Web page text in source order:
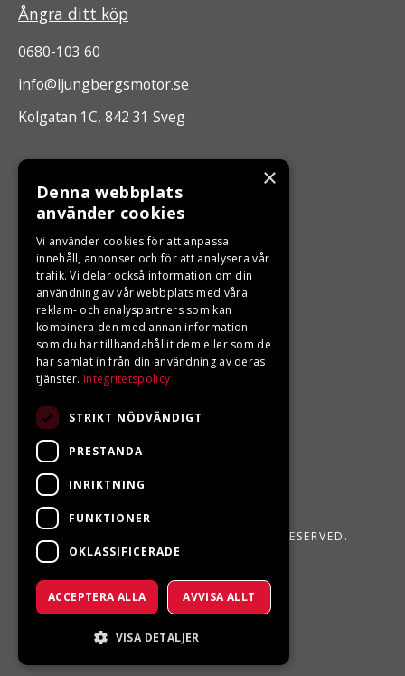
Ångra ditt köp
0680-103 60
info@ljungbergsmotor.se
Kolgatan 1C, 842 31 Sveg
ÖPPETTIDER
Måndag - Fredag 10.00 -17.00
LJUNGBERGS MOTOR
Din BRP återförsäljare i Sveg!
LJUNGBERGS MOTOR 2026. ALL RIGHTS RESERVED.
POWERED BY EMPORI CMS
×
Denna webbplats
använder cookies
Vi använder cookies för att anpassa
innehåll, annonser och för att analysera vår
trafik. Vi delar också information om din
användning av vår webbplats med våra
reklam- och analyspartners som kan
kombinera den med annan information
som du har tillhandahållit dem eller som de
har samlat in från din användning av deras
tjänster. Integritetspolicy
STRIKT NÖDVÄNDIGT
PRESTANDA
INRIKTNING
FUNKTIONER
OKLASSIFICERADE
ACCEPTERA ALLA AVVISA ALLT
VISA DETALJER